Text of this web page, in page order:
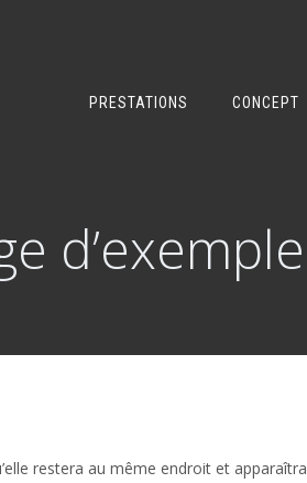
PRESTATIONS CONCEPT
d’exemple
restera au même endroit et apparaîtra